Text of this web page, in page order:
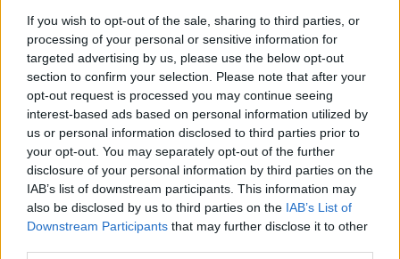
If you wish to opt-out of the sale, sharing to third parties, or
processing of your personal or sensitive information for
targeted advertising by us, please use the below opt-out
section to confirm your selection. Please note that after your
opt-out request is processed you may continue seeing
interest-based ads based on personal information utilized by
us or personal information disclosed to third parties prior to
your opt-out. You may separately opt-out of the further
disclosure of your personal information by third parties on the
IAB’s list of downstream participants. This information may
also be disclosed by us to third parties on the IAB’s List of
Downstream Participants that may further disclose it to other
consolidadas que recurren a la alta costura y
artistas emergentes que convierten la alfombra en
un escenario para contar historias. Mientras la gala
siga siendo un termómetro de tendencias, estas
apariciones seguirán ocupando titulares y
alimentando debates sobre identidad, espectáculo
y moda.